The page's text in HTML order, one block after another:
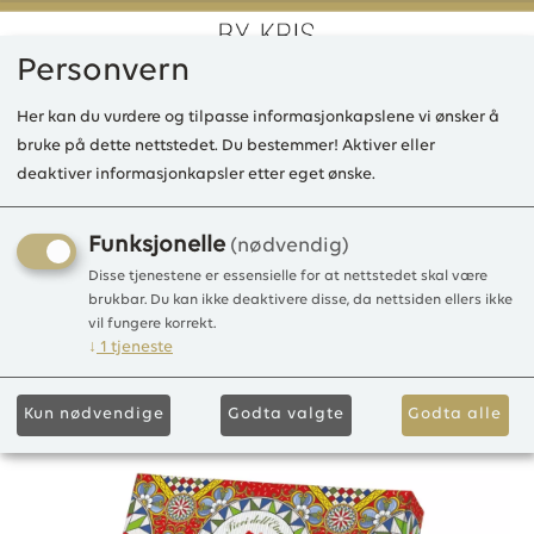
0
LD Art of Sun Etna Flower
100g
Såpestykke 100g
Personvern
Her kan du vurdere og tilpasse informasjonkapslene vi ønsker å
bruke på dette nettstedet. Du bestemmer! Aktiver eller
deaktiver informasjonkapsler etter eget ønske.
Funksjonelle (nødvendig)
Disse tjenestene er essensielle for at nettstedet skal være
brukbar. Du kan ikke deaktivere disse, da nettsiden ellers ikke
vil fungere korrekt.
↓ 1 tjeneste
Kun nødvendige Godta valgte Godta alle